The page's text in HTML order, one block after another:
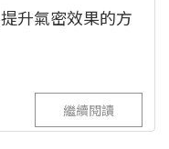
提升氣密效果的方
繼續閱讀